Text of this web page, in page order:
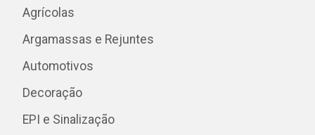
Agrícolas
Argamassas e Rejuntes
Automotivos
Decoração
EPI e Sinalização